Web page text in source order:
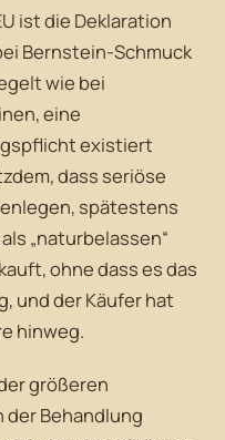
ist die Deklaration
Bernstein-Schmuck
wie bei
eine
existiert
dass seriöse
spätestens
„naturbelassen“
ohne dass es das
und der Käufer hat
hinweg.
größeren
Behandlung